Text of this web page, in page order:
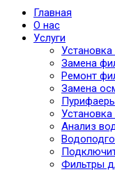
Главная
О нас
Услуги
Замена
Ремонт
Замена
Анализ
Фильтры